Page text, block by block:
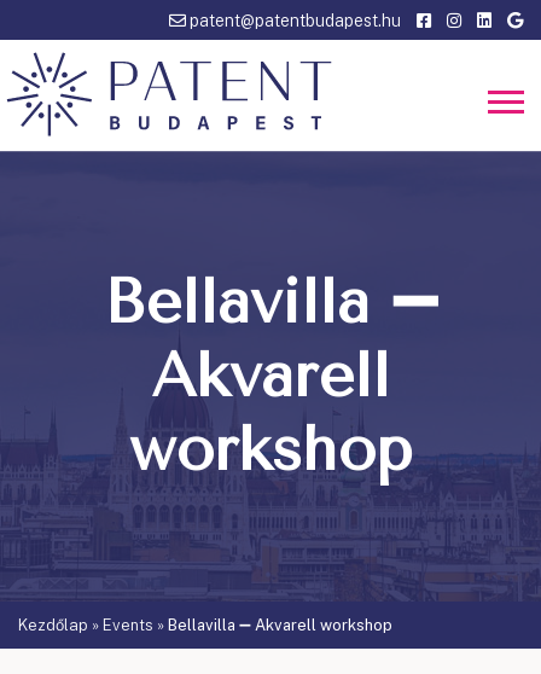
patent@patentbudapest.hu
Bellavilla ➖
Akvarell
workshop
Kezdőlap » Events » Bellavilla ➖ Akvarell workshop